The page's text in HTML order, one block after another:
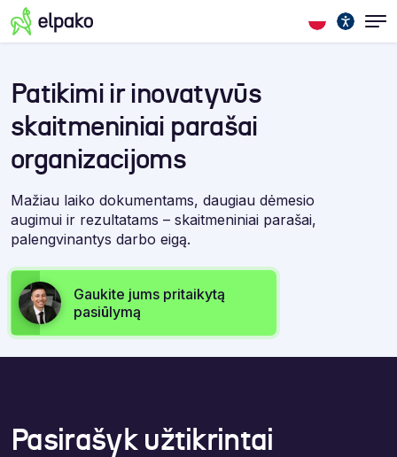
Patikimi ir inovatyvūs
skaitmeniniai parašai
organizacijoms
Mažiau laiko dokumentams, daugiau dėmesio
augimui ir rezultatams – skaitmeniniai parašai,
palengvinantys darbo eigą.
Gaukite jums pritaikytą
pasiūlymą
Pasirašyk užtikrintai